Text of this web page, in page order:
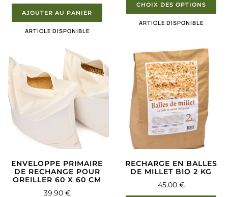
AJOUTER AU PANIER
ARTICLE DISPONIBLE
CHOIX DES OPTIONS
ARTICLE DISPONIBLE
ENVELOPPE PRIMAIRE
DE RECHANGE POUR
OREILLER 60 X 60 CM
39.90 €
RECHARGE EN BALLES
DE MILLET BIO 2 KG
45.00 €